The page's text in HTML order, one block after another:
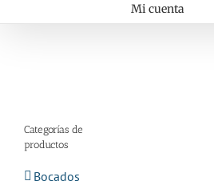
Mi cuenta
Categorías de
productos
Bocados